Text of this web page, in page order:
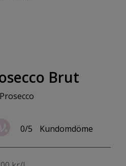
Brut
0/5 Kundomdöme